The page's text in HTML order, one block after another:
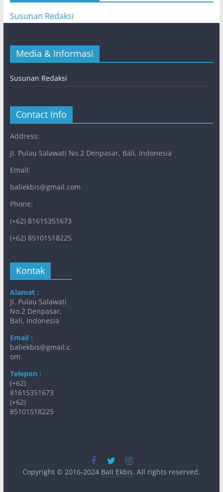
Susunan Redaksi
Media & Informasi
Susunan Redaksi
Contact Info
Address:
JI. Pulau Salawati No.2 Denpasar, Bali, Indonesia
Email:
baliekbis@gmail.com
Phone:
(+62) 81615351673
(+62) 85101518225
Kontak
Alamat :
Jl. Pulau Salawati
No.2 Denpasar,
Bali, Indonesia
Email :
baliekbis@gmail.c
om
Telepon :
(+62)
81615351673
(+62)
85101518225
Copyright © 2016-2024 Bali Ekbis. All rights reserved.